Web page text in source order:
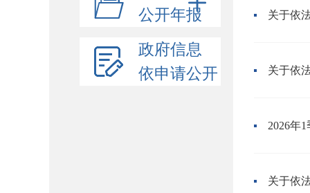
公开年报
政府信息
依申请公开
关于依